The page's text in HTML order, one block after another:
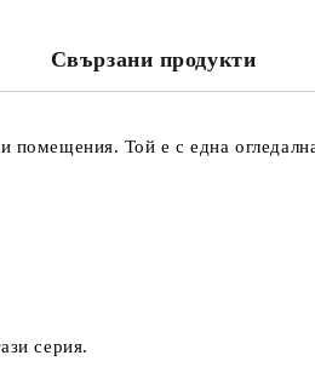
Свързани продукти
Той е с една
серия.